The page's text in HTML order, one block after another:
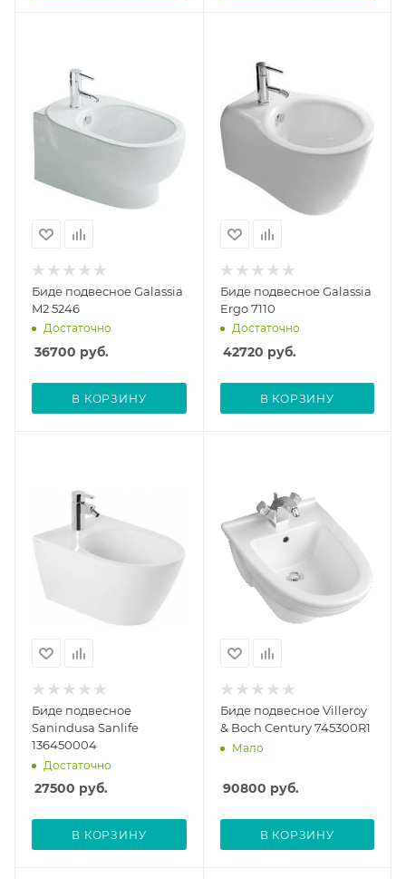
Биде подвесное Galassia
M2 5246
Достаточно
36700 руб.
В КОРЗИНУ
Биде подвесное Galassia
Ergo 7110
Достаточно
42720 руб.
В КОРЗИНУ
Биде подвесное
Sanindusa Sanlife
136450004
Достаточно
27500 руб.
В КОРЗИНУ
Биде подвесное Villeroy
& Boch Century 745300R1
Мало
90800 руб.
В КОРЗИНУ